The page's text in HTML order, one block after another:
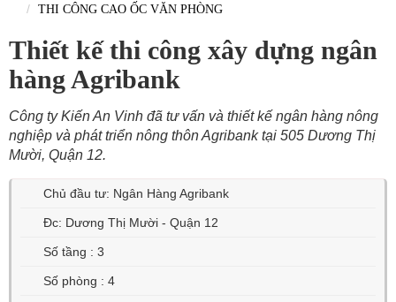
THI CÔNG CAO ỐC VĂN PHÒNG
Thiết kế thi công xây dựng ngân
hàng Agribank
Công ty Kiến An Vinh đã tư vấn và thiết kế ngân hàng nông
nghiệp và phát triển nông thôn Agribank tại 505 Dương Thị
Mười, Quận 12.
Chủ đầu tư: Ngân Hàng Agribank
Đc: Dương Thị Mười - Quận 12
Số tầng : 3
Số phòng : 4